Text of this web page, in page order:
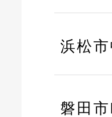
浜松
磐田